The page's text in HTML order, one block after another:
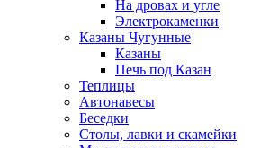
На дровах и угле
Электрокаменки
Казаны Чугунные
Казаны
Печь под Казан
Теплицы
Автонавесы
Беседки
Столы, лавки и скамейки